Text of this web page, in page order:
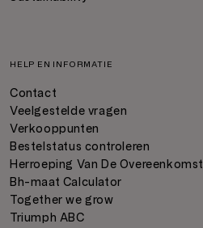
HELP EN INFORMATIE
Contact
Veelgestelde vragen
Verkooppunten
Bestelstatus controleren
Herroeping Van De Overeenkomst
Bh-maat Calculator
Together we grow
Triumph ABC